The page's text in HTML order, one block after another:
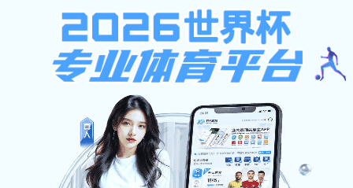
不限ip注册送37元,西班牙足球
甲级联赛,凯旋官网